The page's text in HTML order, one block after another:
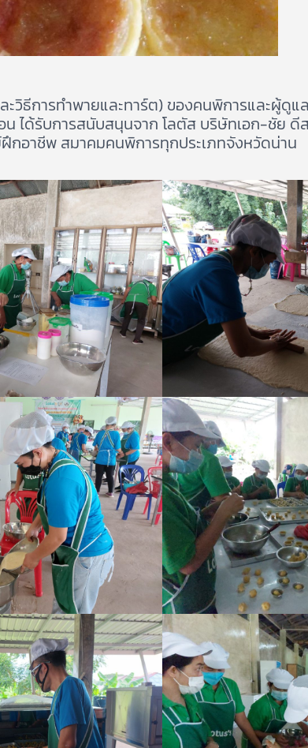
วิธีการทำพายและทาร์ต) ของคนพิการและผู้ดูแ
น ได้รับการสนับสนุนจาก โลตัส บริษัทเอก-ชัย
อาชีพ สมาคมคนพิการทุกประเภทจังหวัดน่าน